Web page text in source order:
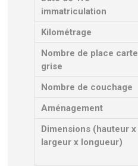
immatriculation
Kilométrage
Nombre de place carte
grise
Nombre de couchage
Aménagement
Dimensions (hauteur x
largeur x longueur)